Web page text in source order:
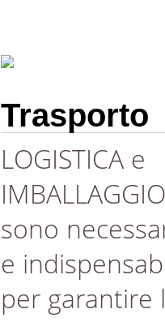
Trasporto
LOGISTICA e
IMBALLAGGIO
sono
e
per garantire